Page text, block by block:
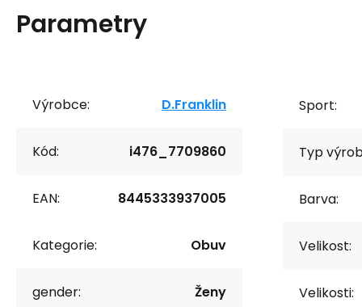
Parametry
Výrobce: D.Franklin
Kód: i476_7709860
EAN: 8445333937005
Kategorie: Obuv
gender: Ženy
Sport:
Typ
Barva:
Velikost:
Velikosti: